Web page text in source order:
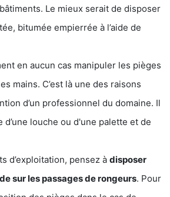
Le mieux serait de disposer
bitumée empierrée à l’aide de
en aucun cas manipuler les pièges
mains. C’est là une des raisons
d’un professionnel du domaine. Il
d’une louche ou d'une palette et de
d’exploitation, pensez à disposer
sur les passages de rongeurs. Pour